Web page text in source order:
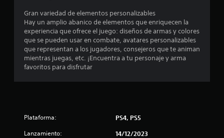
t
o
t
a
Gran variedad de elementos personalizables
Hay un amplio abanico de elementos que enriquecen la
experiencia que ofrece el juego: diseños de armas y colores
que se pueden usar en combate, avatares personalizables
que representan a los jugadores, consejeros que te animan
mientras juegas, etc. ¡Encuentra a tu personaje y arma
favoritos para disfrutar
Plataforma: PS4, PS5
Lanzamiento: 14/12/2023